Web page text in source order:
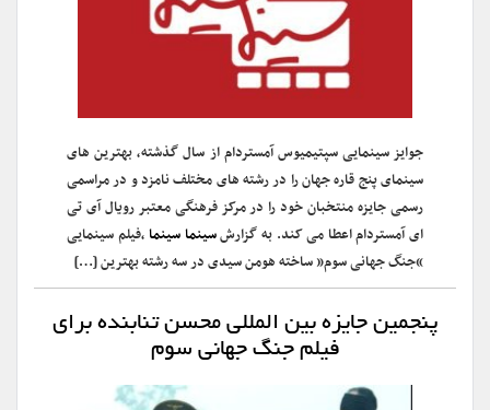
جوایز سینمایی سپتیمیوس آمستردام از سال گذشته، بهترین های
سینمای پنج قاره جهان را در رشته های مختلف نامزد و در مراسمی
رسمی جایزه منتخبان خود را در مرکز فرهنگی معتبر رویال آی تی
ای آمستردام اعطا می کند. به گزارشسینما سینما،‌فیلم سینمایی
“جنگ جهانی سوم” ساخته هومن سیدی در سه رشته بهترین […]
پنجمین جایزه بین المللی محسن تنابنده برای
فیلم جنگ جهانی سوم